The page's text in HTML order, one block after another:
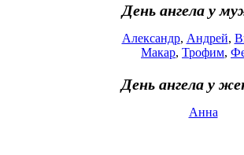
День ангела у
Александр, Андрей,
Макар, Трофим,
День ангела у
Анна